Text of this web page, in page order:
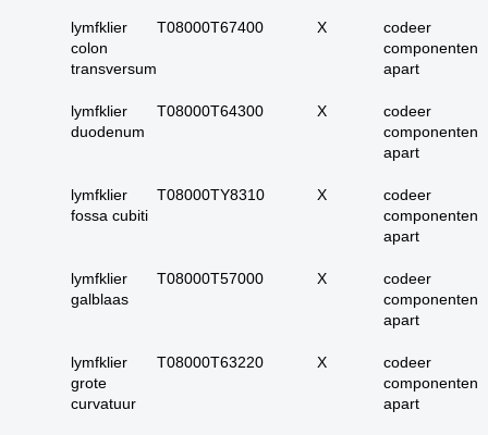
Hoe kunnen we je
helpen?
26. nier en
urinewegen totaal
man totaal
29. alle (primaire)
30. alle papillair
urotheelcel-carcinoom
31. alle metastasen
urotheelcelcarcinoom
32. alle metastasen
lymfklier
colon
transversum
T08000T67400 X
codeer
componenten
apart
lymfklier
duodenum
T08000T64300 X
codeer
componenten
apart
lymfklier
fossa cubiti
T08000TY8310 X
codeer
componenten
apart
lymfklier
galblaas
T08000T57000 X
codeer
componenten
apart
lymfklier
grote
curvatuur
T08000T63220 X
codeer
componenten
apart